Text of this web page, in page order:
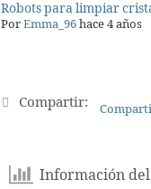
Robots para limpiar
PorEmma_96hace 4 años
Compartir:
Información